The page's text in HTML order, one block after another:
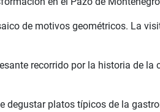
de motivos geométricos. La
recorrido por la historia de la
degustar platos típicos de la